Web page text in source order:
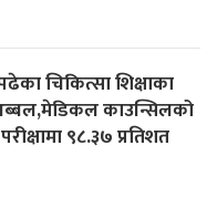
चिकित्सा शिक्षाका
अब्बल,मेडिकल काउन्सिलको
९८.३७ प्रतिशत